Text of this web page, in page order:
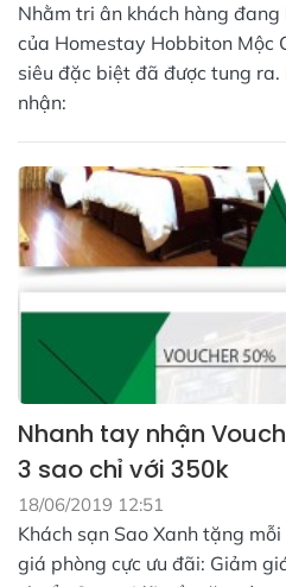
Nhằm tri ân khách hàng
của Homestay Hobbiton Mộc
siêu đặc biệt đã được tung
nhận:
Nhanh tay nhận
3 sao chỉ với 350k
18/06/2019 12:51
Khách sạn Sao Xanh tặng
giá phòng cực ưu đãi: Giảm